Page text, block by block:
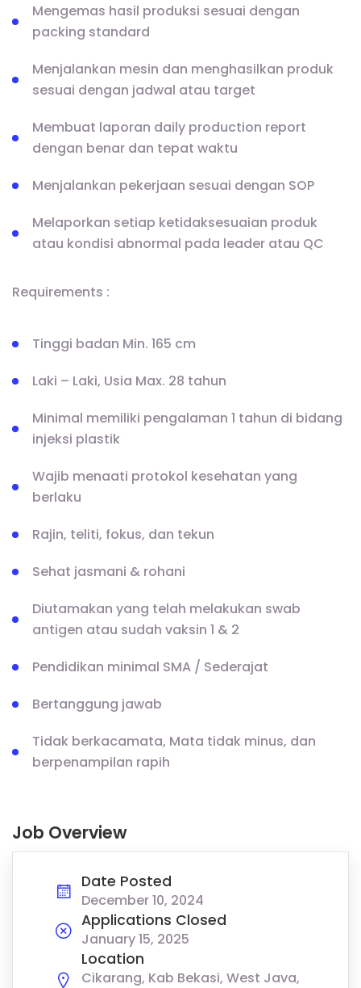
Mengemas hasil produksi sesuai dengan
packing standard
Menjalankan mesin dan menghasilkan produk
sesuai dengan jadwal atau target
Membuat laporan daily production report
dengan benar dan tepat waktu
Menjalankan pekerjaan sesuai dengan SOP
Melaporkan setiap ketidaksesuaian produk
atau kondisi abnormal pada leader atau QC
Requirements :
Tinggi badan Min. 165 cm
Laki – Laki, Usia Max. 28 tahun
Minimal memiliki pengalaman 1 tahun di bidang
injeksi plastik
Wajib menaati protokol kesehatan yang
berlaku
Rajin, teliti, fokus, dan tekun
Sehat jasmani & rohani
Diutamakan yang telah melakukan swab
antigen atau sudah vaksin 1 & 2
Pendidikan minimal SMA / Sederajat
Bertanggung jawab
Tidak berkacamata, Mata tidak minus, dan
berpenampilan rapih
Job Overview
Date Posted
December 10, 2024
Applications Closed
January 15, 2025
Location
Cikarang, Kab Bekasi, West Java,